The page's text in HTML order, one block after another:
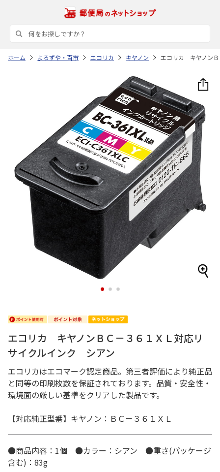
ホーム よろずや・百市 エコリカ キヤノン エコリカ キヤノン
1 2 3
エコリカ キヤノンＢＣ－３６１ＸＬ対応リ
サイクルインク シアン
エコリカはエコマーク認定商品。第三者評価により純正品
と同等の印刷枚数を保証されております。品質・安全性・
環境面の厳しい基準をクリアした製品です。
【対応純正型番】キヤノン：ＢＣ－３６１ＸＬ
●商品内容：1個 ●カラー：シアン ●重さ(パッケージ
含む)：83g